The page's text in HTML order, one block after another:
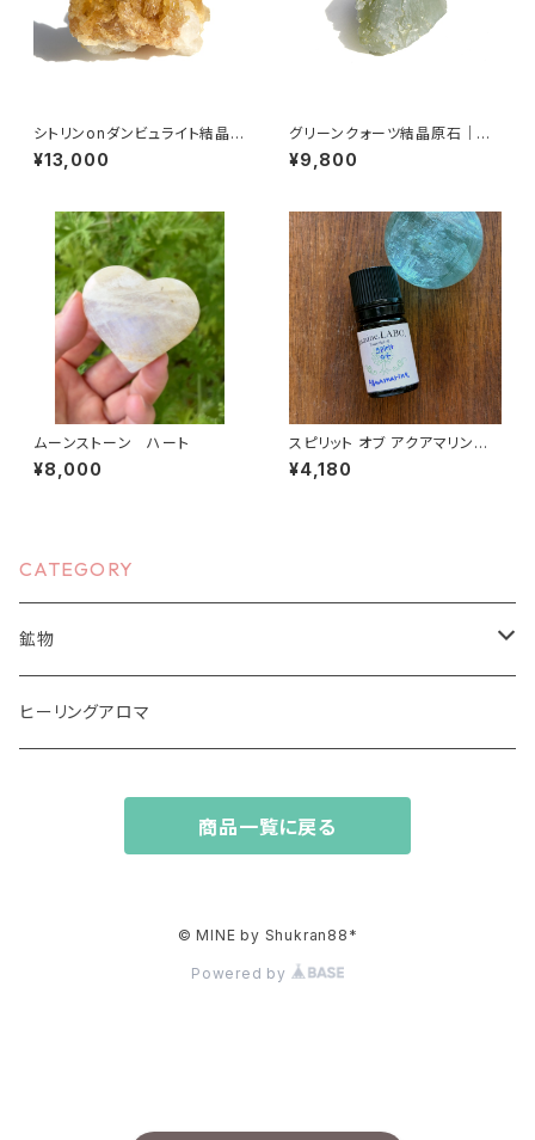
シトリンonダンビュライト結晶｜
クラスター
¥13,000
グリーンクォーツ結晶原石｜ロ
シア（ダルネゴルスク）産
¥9,800
ムーンストーン ハート
¥8,000
スピリット オブ アクアマリン｜S
¥4,180
CATEGORY
鉱物
原石、結晶
ヒーリングアロマ
商品一覧に戻る
© MINE by Shukran88*
Powered by